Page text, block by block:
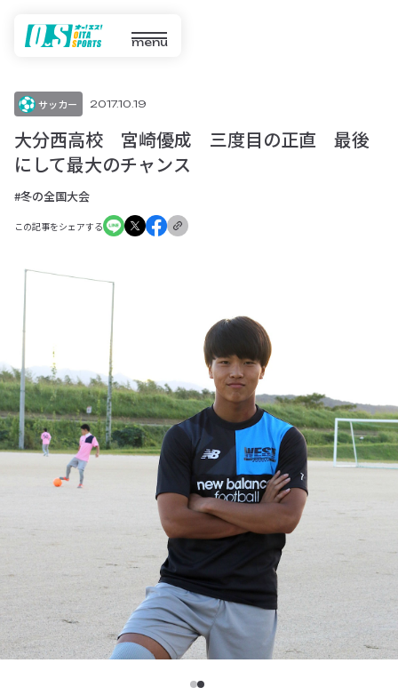
menu
サッカー 2017.10.19
大分西高校 宮崎優成 三度目の正直 最後
にして最大のチャンス
#冬の全国大会
この記事をシェアする